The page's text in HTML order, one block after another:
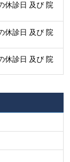
休診日 及び 院
休診日 及び 院
休診日 及び 院